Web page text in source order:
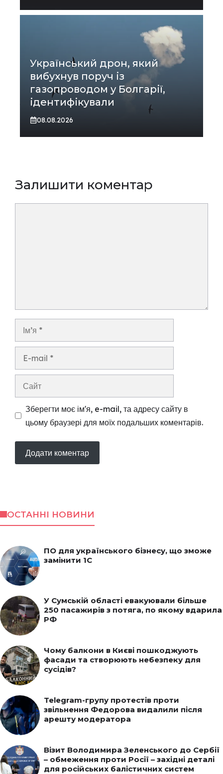
Український дрон, який
вибухнув поруч із
газопроводом у Болгарії,
ідентифікували
08.08.2026
Залишити коментар
Зберегти моє ім'я, e-mail, та адресу сайту в
цьому браузері для моїх подальших коментарів.
ОСТАННІ НОВИНИ
ПО для українського бізнесу, що зможе
замінити 1С
У Сумській області евакуювали більше
250 пасажирів з потяга, по якому вдарила
РФ
Чому балкони в Києві пошкоджують
фасади та створюють небезпеку для
сусідів?
Telegram-групу протестів проти
звільнення Федорова видалили після
арешту модератора
Візит Володимира Зеленського до Сербії
– обмеження проти Росії – західні деталі
для російських балістичних систем